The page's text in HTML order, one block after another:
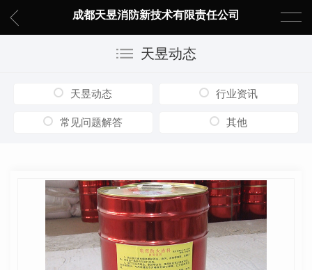
成都天昱消防新技术有限责任公司
天昱动态
天昱动态 行业资讯
常见问题解答 其他